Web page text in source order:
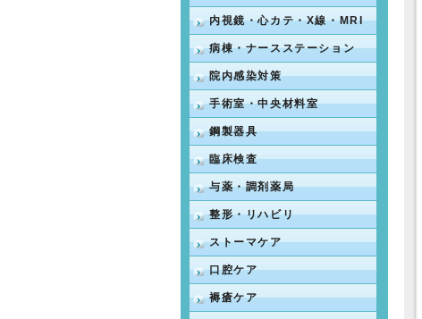
内視鏡・心カテ・X線・MRI
病棟・ナースステーション
院内感染対策
手術室・中央材料室
鋼製器具
臨床検査
与薬・調剤薬局
整形・リハビリ
ストーマケア
口腔ケア
褥瘡ケア